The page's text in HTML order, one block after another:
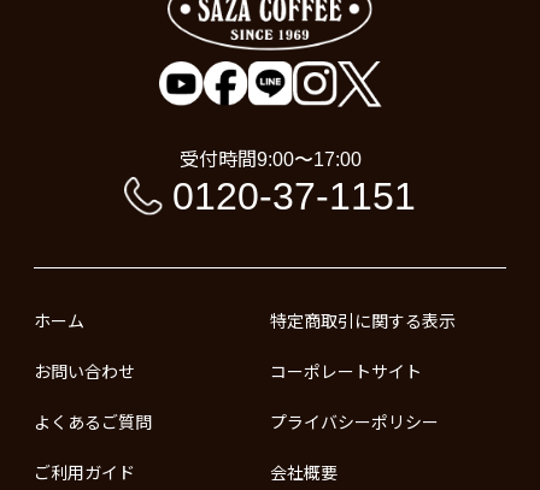
受付時間9:00〜17:00
0120-37-1151
ホーム
お問い合わせ
よくあるご質問
ご利用ガイド
特定商取引に関する表示
コーポレートサイト
プライバシーポリシー
会社概要